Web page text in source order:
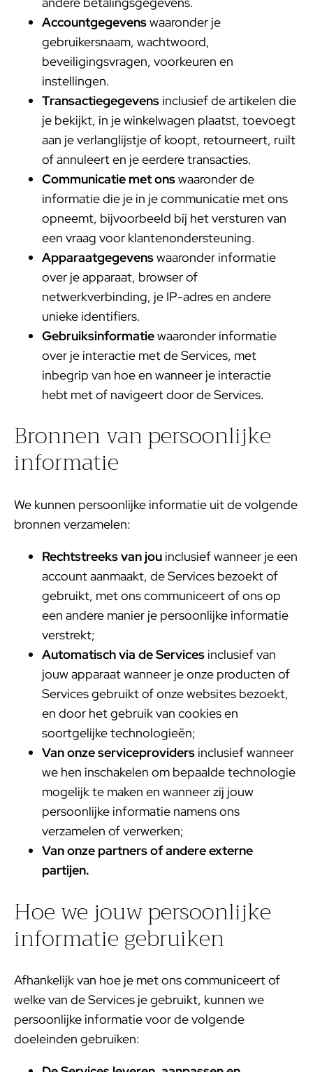
Accountgegevenswaaronder je
gebruikersnaam, wachtwoord,
beveiligingsvragen, voorkeuren en
instellingen.
Transactiegegevens inclusief de artikelen die
je bekijkt, in je winkelwagen plaatst, toevoegt
aan je verlanglijstje of koopt, retourneert, ruilt
of annuleert en je eerdere transacties.
Communicatie met onswaaronder de
informatie die je in je communicatie met ons
opneemt, bijvoorbeeld bij het versturen van
een vraag voor klantenondersteuning.
Apparaatgegevenswaaronder informatie
over je apparaat, browser of
netwerkverbinding, je IP-adres en andere
unieke identifiers.
Gebruiksinformatiewaaronder informatie
over je interactie met de Services, met
inbegrip van hoe en wanneer je interactie
hebt met of navigeert door de Services.
Bronnen van persoonlijke
informatie
We kunnen persoonlijke informatie uit de volgende
bronnen verzamelen:
Rechtstreeks van jou inclusief wanneer je een
account aanmaakt, de Services bezoekt of
gebruikt, met ons communiceert of ons op
een andere manier je persoonlijke informatie
verstrekt;
Automatisch via de Services inclusief van
jouw apparaat wanneer je onze producten of
Services gebruikt of onze websites bezoekt,
en door het gebruik van cookies en
soortgelijke technologieën;
Van onze serviceproviders inclusief wanneer
we hen inschakelen om bepaalde technologie
mogelijk te maken en wanneer zij jouw
persoonlijke informatie namens ons
verzamelen of verwerken;
Van onze partners of andere externe
partijen.
Hoe we jouw persoonlijke
informatie gebruiken
Afhankelijk van hoe je met ons communiceert of
welke van de Services je gebruikt, kunnen we
persoonlijke informatie voor de volgende
doeleinden gebruiken: